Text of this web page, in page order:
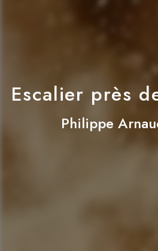
Escalier près
Philippe